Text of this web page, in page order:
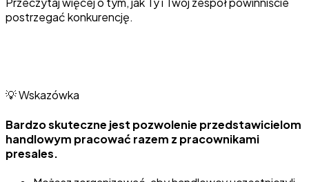
postrzegać konkurencję.
💡 Wskazówka
Bardzo skuteczne jest pozwolenie przedstawicielom
handlowym pracować razem z pracownikami
presales.